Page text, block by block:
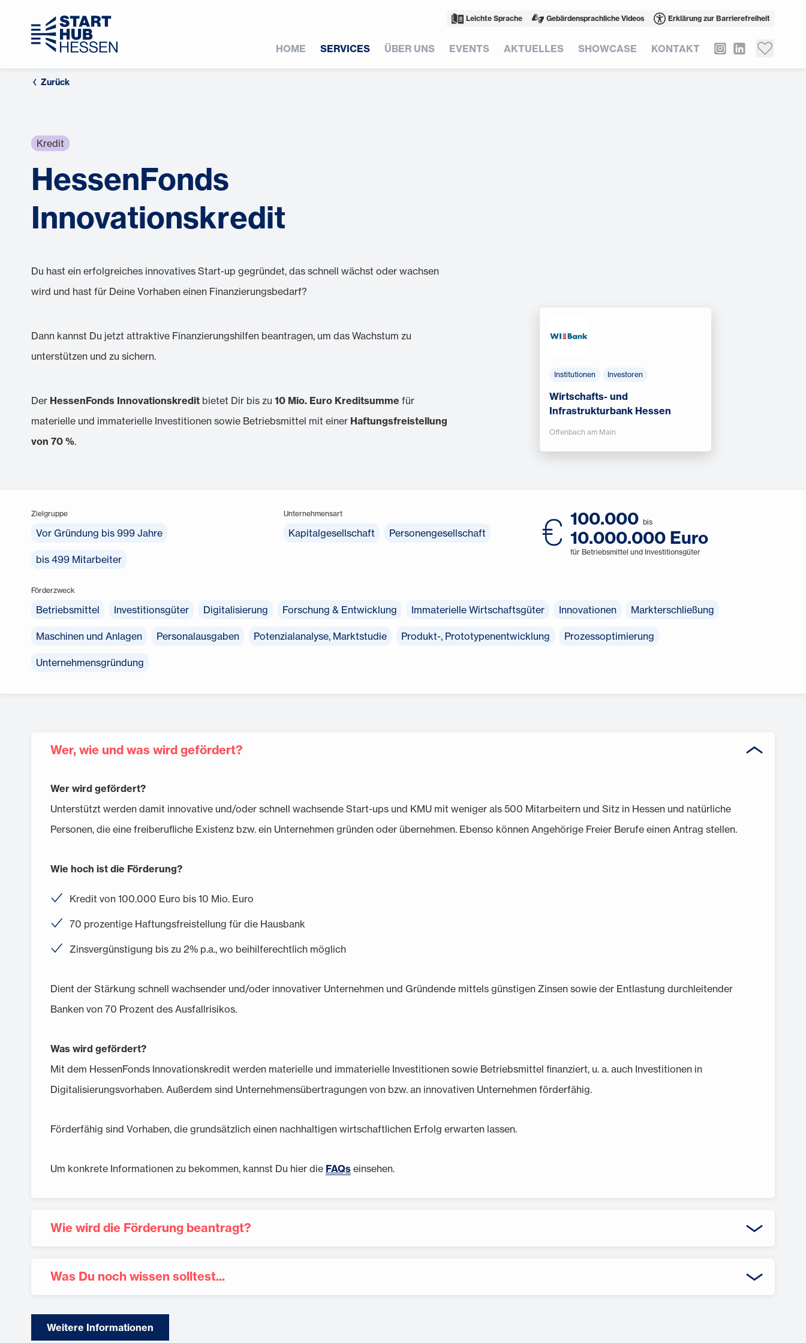
Leichte Sprache Gebärdensprachliche Videos Erklärung zur Barrierefreiheit
HOME SERVICES ÜBER UNS EVENTS AKTUELLES SHOWCASE KONTAKT
Zurück
Kredit
HessenFonds
Innovationskredit
Du hast ein erfolgreiches innovatives Start-up gegründet, das schnell wächst oder wachsen
wird und hast für Deine Vorhaben einen Finanzierungsbedarf?
Dann kannst Du jetzt attraktive Finanzierungshilfen beantragen, um das Wachstum zu
unterstützen und zu sichern.
Der HessenFonds Innovationskredit bietet Dir bis zu 10 Mio. Euro Kreditsumme für
materielle und immaterielle Investitionen sowie Betriebsmittel mit einer Haftungsfreistellung
von 70 %.
Institutionen Investoren
Wirtschafts- und
Infrastrukturbank Hessen
Offenbach am Main
Zielgruppe
Vor Gründung bis 999 Jahre
bis 499 Mitarbeiter
Unternehmensart
Kapitalgesellschaft Personengesellschaft
100.000 bis
10.000.000 Euro
für Betriebsmittel und Investitionsgüter
Förderzweck
Betriebsmittel Investitionsgüter Digitalisierung Forschung & Entwicklung Immaterielle Wirtschaftsgüter Innovationen Markterschließung
Maschinen und Anlagen Personalausgaben Potenzialanalyse, Marktstudie Produkt-, Prototypenentwicklung Prozessoptimierung
Unternehmensgründung
Wer, wie und was wird gefördert?
Wer wird gefördert?
Unterstützt werden damit innovative und/oder schnell wachsende Start-ups und KMU mit weniger als 500 Mitarbeitern und Sitz in Hessen und natürliche
Personen, die eine freiberufliche Existenz bzw. ein Unternehmen gründen oder übernehmen. Ebenso können Angehörige Freier Berufe einen Antrag stellen.
Wie hoch ist die Förderung?
Kredit von 100.000 Euro bis 10 Mio. Euro
70 prozentige Haftungsfreistellung für die Hausbank
Zinsvergünstigung bis zu 2% p.a., wo beihilferechtlich möglich
Dient der Stärkung schnell wachsender und/oder innovativer Unternehmen und Gründende mittels günstigen Zinsen sowie der Entlastung durchleitender
Banken von 70 Prozent des Ausfallrisikos.
Was wird gefördert?
Mit dem HessenFonds Innovationskredit werden materielle und immaterielle Investitionen sowie Betriebsmittel finanziert, u. a. auch Investitionen in
Digitalisierungsvorhaben. Außerdem sind Unternehmensübertragungen von bzw. an innovativen Unternehmen förderfähig.
Förderfähig sind Vorhaben, die grundsätzlich einen nachhaltigen wirtschaftlichen Erfolg erwarten lassen.
Um konkrete Informationen zu bekommen, kannst Du hier die FAQs einsehen.
Wie wird die Förderung beantragt?
Die Antragstellung erfolgt über Deine Hausbank, die grundsätzlich die entsprechenden Formulare zur Verfügung stellt und mit Dir ausfüllt. Deine Bank
Hier findest Du die Liste der einzureichenden Unterlagen.
Was Du noch wissen solltest...
Der Antrag kann jederzeit gestellt werden. Dieses vom Land Hessen finanzierte Förderprogramm ist bis 31.12.2028 befristet und kann, wenn die Mittel
Weitere Informationen